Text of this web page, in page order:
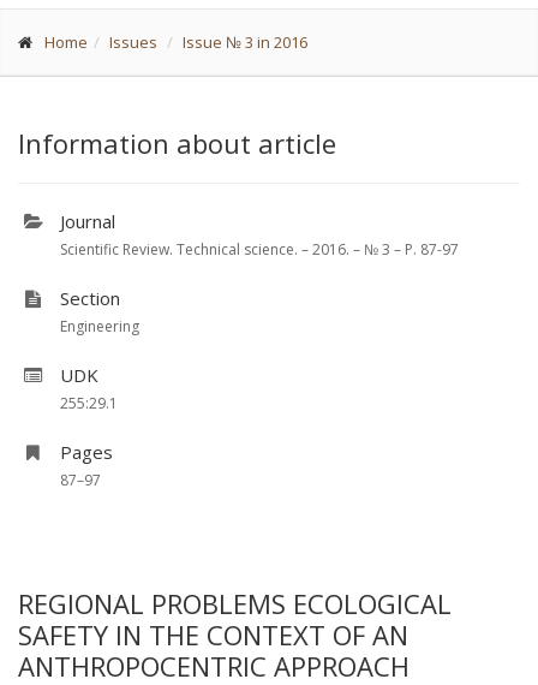
Home Issues Issue № 3 in 2016
Information about article
Journal
Scientific Review. Technical science. – 2016. – № 3 – P. 87-97
Section
Engineering
UDK
255:29.1
Pages
87–97
REGIONAL PROBLEMS ECOLOGICAL
SAFETY IN THE CONTEXT OF AN
ANTHROPOCENTRIC APPROACH